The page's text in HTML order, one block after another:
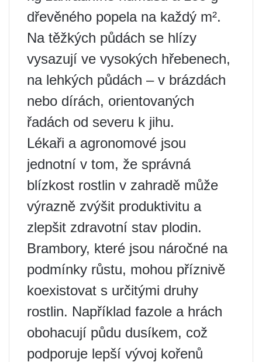
dřevěného popela na každý m².
Na těžkých půdách se hlízy
vysazují ve vysokých hřebenech,
na lehkých půdách – v brázdách
nebo dírách, orientovaných
řadách od severu k jihu.
Lékaři a agronomové jsou
jednotní v tom, že správná
blízkost rostlin v zahradě může
výrazně zvýšit produktivitu a
zlepšit zdravotní stav plodin.
Brambory, které jsou náročné na
podmínky růstu, mohou příznivě
koexistovat s určitými druhy
rostlin. Například fazole a hrách
obohacují půdu dusíkem, což
podporuje lepší vývoj kořenů